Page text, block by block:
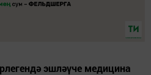
эшләүче медицина